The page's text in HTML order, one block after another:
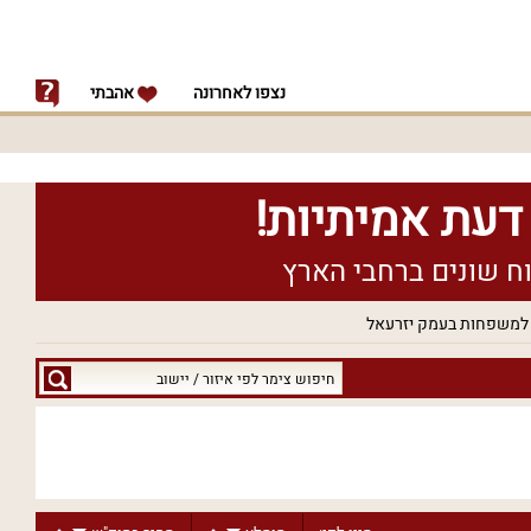
נצפו לאחרונה אהבתי
למשפחות בעמק יזרעאל
חיפוש
צימר
יישוב